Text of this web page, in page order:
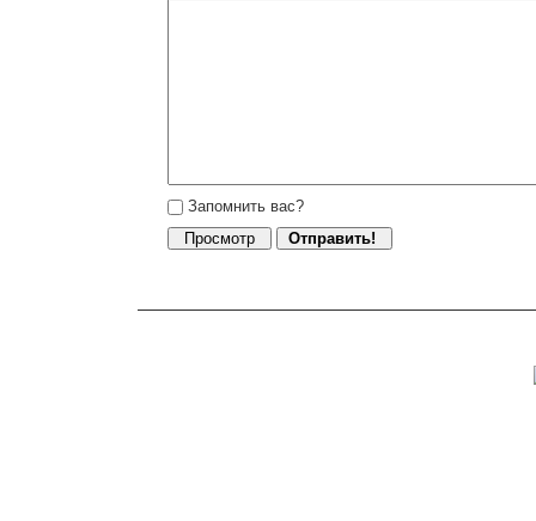
Запомнить вас?